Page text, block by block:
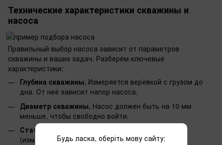
Технические характеристики скважины и
насоса
Правильный выбор насоса зависит от параметров
скважины и ваших задач. Разберём ключевые
характеристики:
Глубина скважины. Измеряется верёвкой с грузом до
дна. От неё зависит напор насоса.
Диаметр скважины. Насос должен быть на 10 мм
меньше, чтобы свободно войти.
Статический уровень.
(измеряется до поверхности воды).
Будь ласка, оберіть мову сайту: